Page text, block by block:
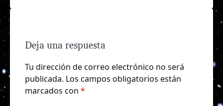
Deja una respuesta
Tu dirección de correo electrónico no será
publicada. Los campos obligatorios están
marcados con *